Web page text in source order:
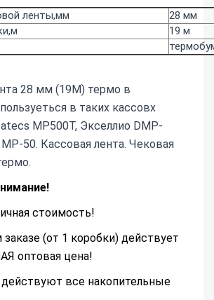
ленты,мм
28 мм
19 м
28 мм (19М) термо в
в таких кассовх
MP500T, Экселлио DMP-
50. Кассовая лента. Чековая
стоимость!
(от 1 коробки) действует
оптовая цена!
все накопительные